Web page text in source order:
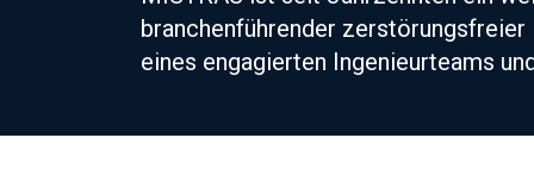
branchenführender
eines engagierten Ingenieurteams